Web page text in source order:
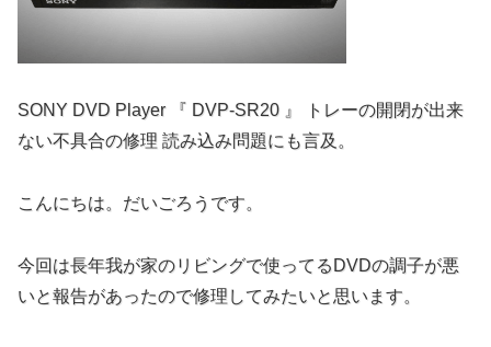
SONY DVD Player 『 DVP-SR20 』 トレーの開閉が出来
ない不具合の修理 読み込み問題にも言及。
こんにちは。だいごろうです。
今回は長年我が家のリビングで使ってるDVDの調子が悪
いと報告があったので修理してみたいと思います。